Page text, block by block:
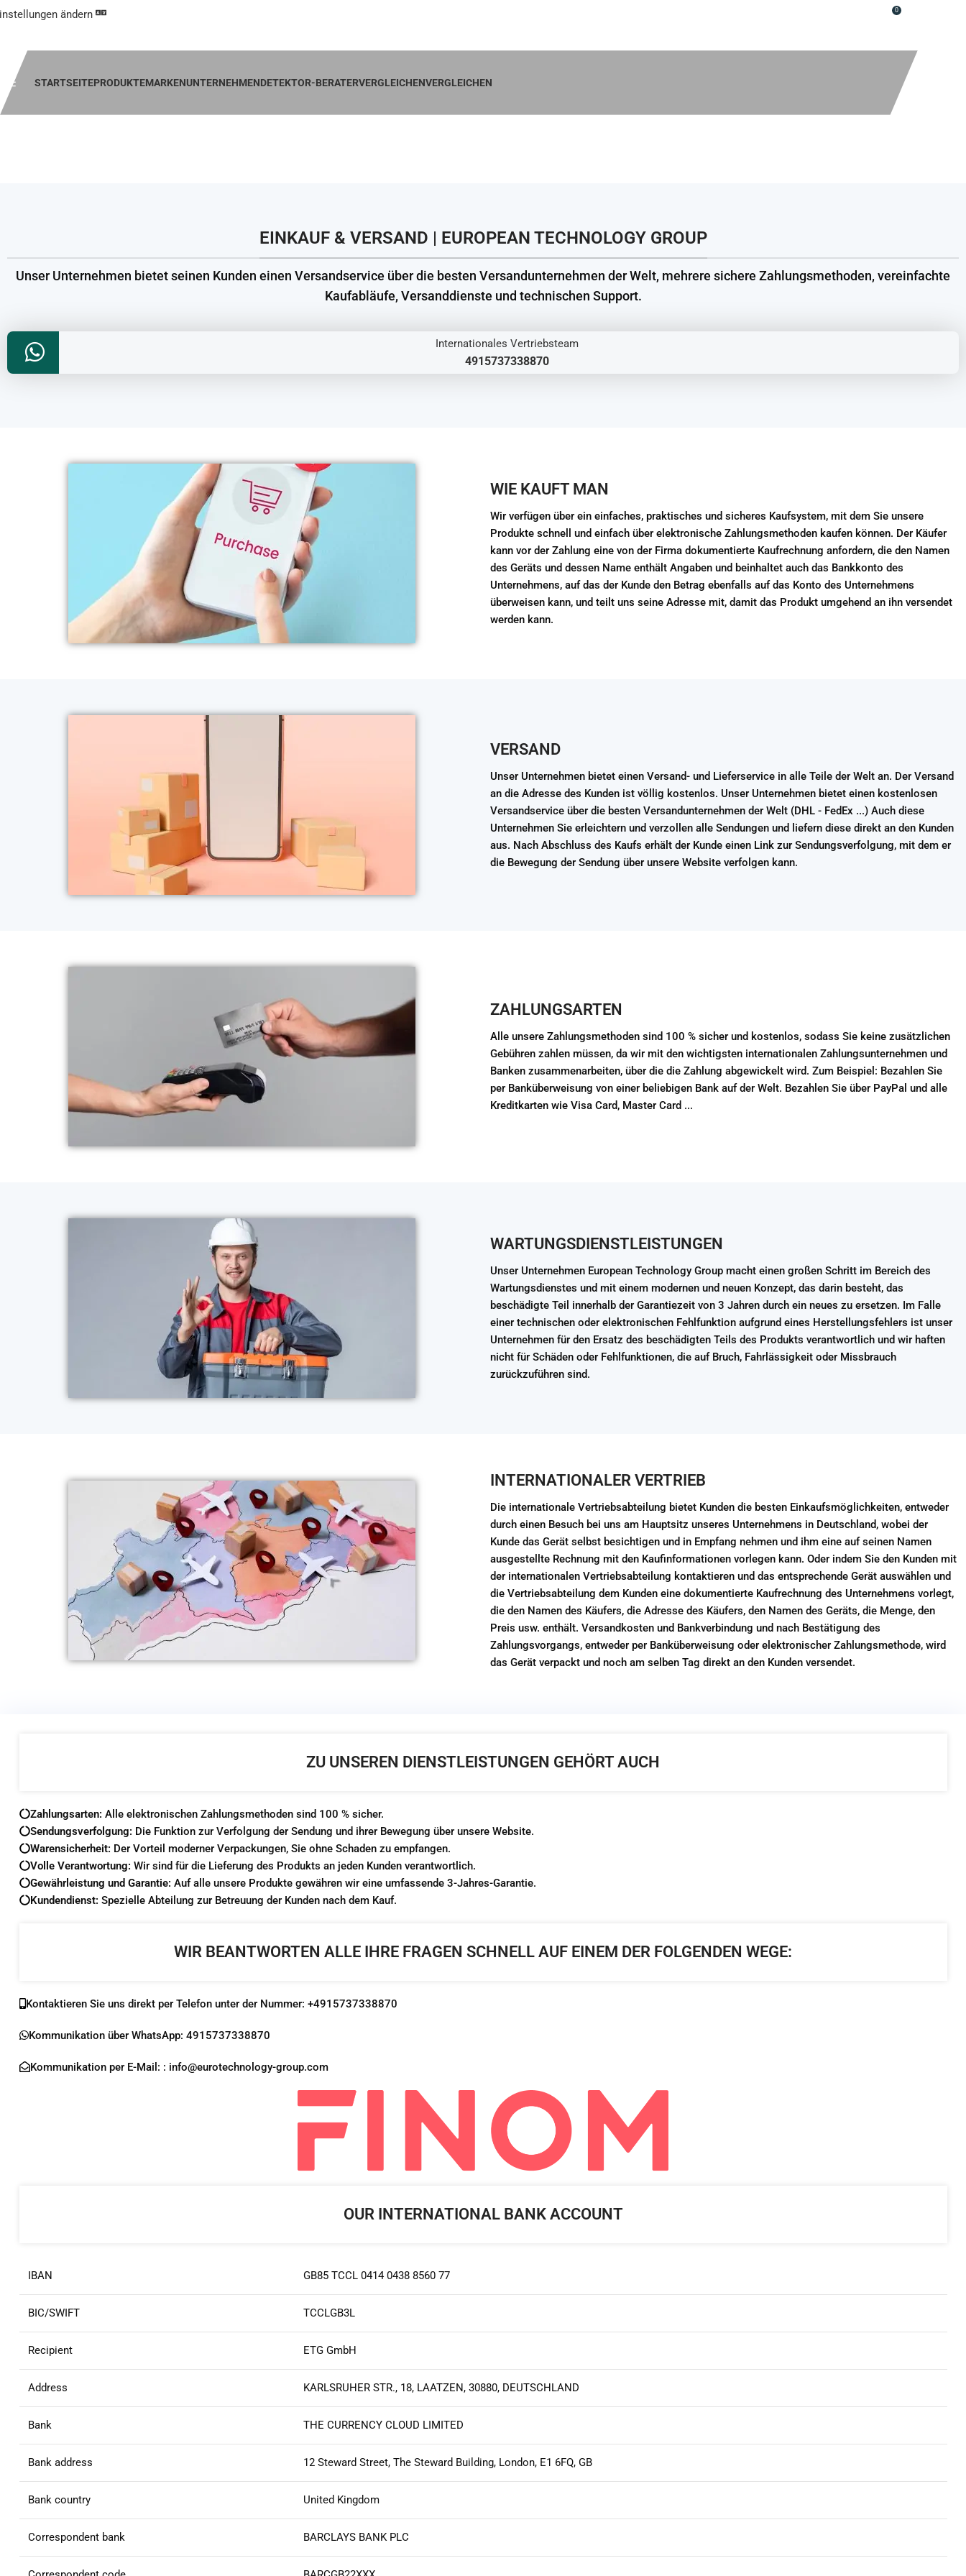
ändern 0
STARTSEITEPRODUKTEMARKENUNTERNEHMENDETEKTOR-BERATERVERGLEICHENVERGLEICHEN
EINKAUF & VERSAND | EUROPEAN TECHNOLOGY GROUP
Unser Unternehmen bietet seinen Kunden einen Versandservice über die besten Versandunternehmen der Welt, mehrere sichere Zahlungsmethoden, vereinfachte
Kaufabläufe, Versanddienste und technischen Support.
Internationales Vertriebsteam
4915737338870
WIE KAUFT MAN
Wir verfügen über ein einfaches, praktisches und sicheres Kaufsystem, mit dem Sie unsere
Produkte schnell und einfach über elektronische Zahlungsmethoden kaufen können. Der Käufer
kann vor der Zahlung eine von der Firma dokumentierte Kaufrechnung anfordern, die den Namen
des Geräts und dessen Name enthält Angaben und beinhaltet auch das Bankkonto des
Unternehmens, auf das der Kunde den Betrag ebenfalls auf das Konto des Unternehmens
überweisen kann, und teilt uns seine Adresse mit, damit das Produkt umgehend an ihn versendet
werden kann.
VERSAND
Unser Unternehmen bietet einen Versand- und Lieferservice in alle Teile der Welt an. Der Versand
an die Adresse des Kunden ist völlig kostenlos. Unser Unternehmen bietet einen kostenlosen
Versandservice über die besten Versandunternehmen der Welt (DHL - FedEx ...) Auch diese
Unternehmen Sie erleichtern und verzollen alle Sendungen und liefern diese direkt an den Kunden
aus. Nach Abschluss des Kaufs erhält der Kunde einen Link zur Sendungsverfolgung, mit dem er
die Bewegung der Sendung über unsere Website verfolgen kann.
ZAHLUNGSARTEN
Alle unsere Zahlungsmethoden sind 100 % sicher und kostenlos, sodass Sie keine zusätzlichen
Gebühren zahlen müssen, da wir mit den wichtigsten internationalen Zahlungsunternehmen und
Banken zusammenarbeiten, über die die Zahlung abgewickelt wird. Zum Beispiel: Bezahlen Sie
per Banküberweisung von einer beliebigen Bank auf der Welt. Bezahlen Sie über PayPal und alle
Kreditkarten wie Visa Card, Master Card ...
WARTUNGSDIENSTLEISTUNGEN
Unser Unternehmen European Technology Group macht einen großen Schritt im Bereich des
Wartungsdienstes und mit einem modernen und neuen Konzept, das darin besteht, das
beschädigte Teil innerhalb der Garantiezeit von 3 Jahren durch ein neues zu ersetzen. Im Falle
einer technischen oder elektronischen Fehlfunktion aufgrund eines Herstellungsfehlers ist unser
Unternehmen für den Ersatz des beschädigten Teils des Produkts verantwortlich und wir haften
nicht für Schäden oder Fehlfunktionen, die auf Bruch, Fahrlässigkeit oder Missbrauch
zurückzuführen sind.
INTERNATIONALER VERTRIEB
Die internationale Vertriebsabteilung bietet Kunden die besten Einkaufsmöglichkeiten, entweder
durch einen Besuch bei uns am Hauptsitz unseres Unternehmens in Deutschland, wobei der
Kunde das Gerät selbst besichtigen und in Empfang nehmen und ihm eine auf seinen Namen
ausgestellte Rechnung mit den Kaufinformationen vorlegen kann. Oder indem Sie den Kunden mit
der internationalen Vertriebsabteilung kontaktieren und das entsprechende Gerät auswählen und
die Vertriebsabteilung dem Kunden eine dokumentierte Kaufrechnung des Unternehmens vorlegt,
die den Namen des Käufers, die Adresse des Käufers, den Namen des Geräts, die Menge, den
Preis usw. enthält. Versandkosten und Bankverbindung und nach Bestätigung des
Zahlungsvorgangs, entweder per Banküberweisung oder elektronischer Zahlungsmethode, wird
das Gerät verpackt und noch am selben Tag direkt an den Kunden versendet.
ZU UNSEREN DIENSTLEISTUNGEN GEHÖRT AUCH
Zahlungsarten: Alle elektronischen Zahlungsmethoden sind 100 % sicher.
Sendungsverfolgung: Die Funktion zur Verfolgung der Sendung und ihrer Bewegung über unsere Website.
Warensicherheit: Der Vorteil moderner Verpackungen, Sie ohne Schaden zu empfangen.
Volle Verantwortung: Wir sind für die Lieferung des Produkts an jeden Kunden verantwortlich.
Gewährleistung und Garantie: Auf alle unsere Produkte gewähren wir eine umfassende 3-Jahres-Garantie.
Kundendienst: Spezielle Abteilung zur Betreuung der Kunden nach dem Kauf.
WIR BEANTWORTEN ALLE IHRE FRAGEN SCHNELL AUF EINEM DER FOLGENDEN WEGE:
Kontaktieren Sie uns direkt per Telefon unter der Nummer: +4915737338870
Kommunikation über WhatsApp: 4915737338870
Kommunikation per E-Mail: : info@eurotechnology-group.com
OUR INTERNATIONAL BANK ACCOUNT
IBAN GB85 TCCL 0414 0438 8560 77
BIC/SWIFT TCCLGB3L
Recipient ETG GmbH
Address KARLSRUHER STR., 18, LAATZEN, 30880, DEUTSCHLAND
Bank THE CURRENCY CLOUD LIMITED
Bank address 12 Steward Street, The Steward Building, London, E1 6FQ, GB
Bank country United Kingdom
Correspondent bank BARCLAYS BANK PLC